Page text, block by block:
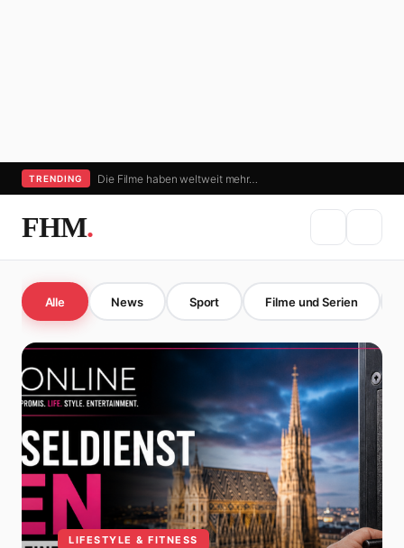
TRENDING Die Filme haben weltweit mehr…
FHM.
Alle News Sport Filme und Serien
LIFESTYLE & FITNESS